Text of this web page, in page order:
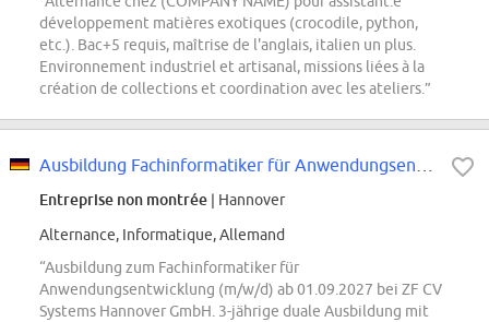
développement matières exotiques (crocodile, python,
etc.). Bac+5 requis, maîtrise de l'anglais, italien un plus.
Environnement industriel et artisanal, missions liées à la
création de collections et coordination avec les ateliers.”
Entreprise non montrée | Hannover
Alternance, Informatique, Allemand
“Ausbildung zum Fachinformatiker für
Anwendungsentwicklung (m/w/d) ab 01.09.2027 bei ZF CV
Systems Hannover GmbH. 3-jährige duale Ausbildung mit